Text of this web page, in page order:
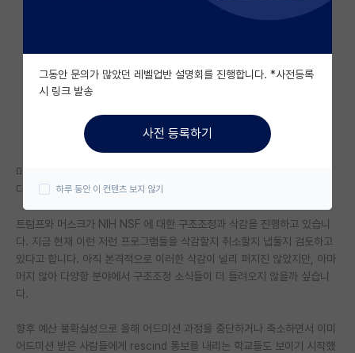
자유 게시판(아무개랩)
미국 유학 게시판
미국 대학원 합격 후기 게시판
대학원생 모집 게시판
연구실(PI) 홍보 게시판
석박사 채용 정보 게시판
임용 정보 게시판
취업 게시판
미국유학 게시판에 쓰려다 유학정보얘기는 아닌것 같아서 아무개랩에 씁니
다...
트럼프와 머스크가 NIH NSF 에 대한 구조조정과 삭감을 진행하고 있습니
다. 지금 현재 이런 저런 프로그램들을 삭감할지 취소할지 냅둘지 검토하고
있다고 합니다. 아직 본격적으로 이러한 삭감이 널리 퍼지진 않았지만, 아마
머지 않아 다양항 분야에서 구조조정 소식들이 더 들려오지 않을까 싶습니
다.
향후 예산 불확실성으로 올해 어드미션 과정을 중단하거나 축소하면서 이미
어드미션 받은 사람들에게 rescind 통보를 내리는 학교들도 보이기 시작했
그동안 문의가 많았던 레벨업반 설명회를 진행합니다. *사전등록
시 링크 발송
사전 등록하기
하루 동안 이 컨텐츠 보지 않기